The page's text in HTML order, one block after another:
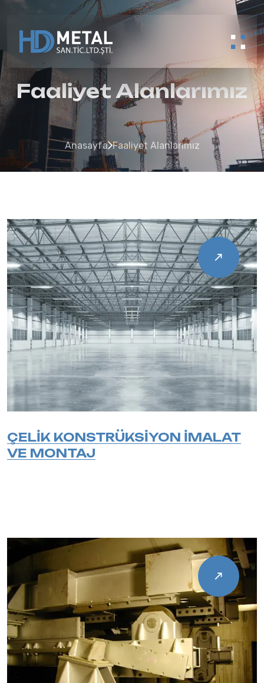
Faaliyet Alanlarımız
Anasayfa Faaliyet Alanlarımız
ÇELİK KONSTRÜKSİYON İMALAT
VE MONTAJ